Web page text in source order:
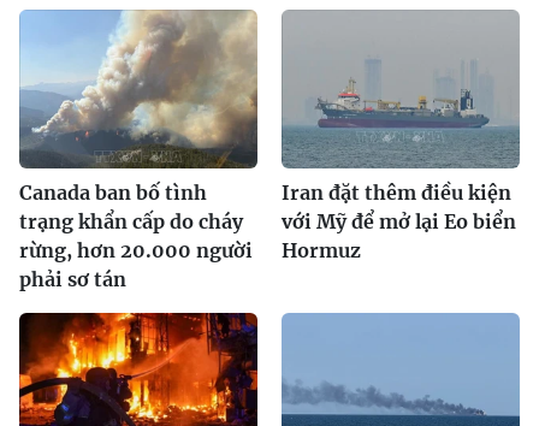
Canada ban bố tình
trạng khẩn cấp do cháy
rừng, hơn 20.000 người
phải sơ tán
Iran đặt thêm điều kiện
với Mỹ để mở lại Eo biển
Hormuz